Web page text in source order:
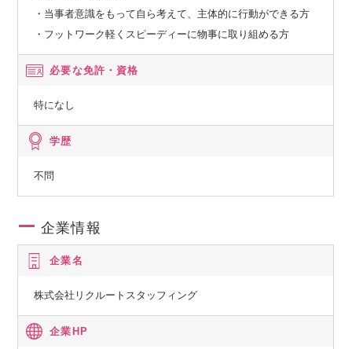
・当事者意識をもって自ら考えて、主体的に行動ができる方
・フットワーク軽くスピーディーに物事に取り組める方
必要な免許・資格
特になし
学歴
不問
企業情報
企業名
株式会社リクルートスタッフィング
企業HP